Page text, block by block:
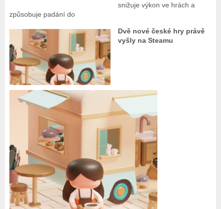
snižuje výkon ve hrách a
způsobuje padání do
Dvě nové české hry právě
vyšly na Steamu